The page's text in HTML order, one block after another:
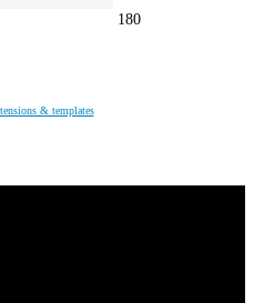
180
& templates